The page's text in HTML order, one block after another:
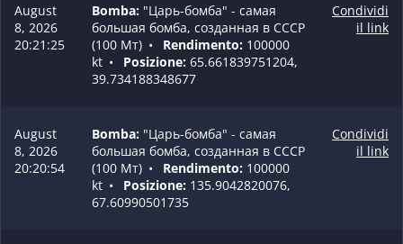
August
8, 2026
20:21:25
Bomba: "Царь-бомба" - самая
большая бомба, созданная в СССР
(100 Мт) • Rendimento: 100000
kt • Posizione: 65.661839751204,
39.734188348677
Condividi
il link
August
8, 2026
20:20:54
Bomba: "Царь-бомба" - самая
большая бомба, созданная в СССР
(100 Мт) • Rendimento: 100000
kt • Posizione: 135.9042820076,
67.60990501735
Condividi
il link